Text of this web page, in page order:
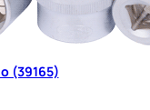
(39165)